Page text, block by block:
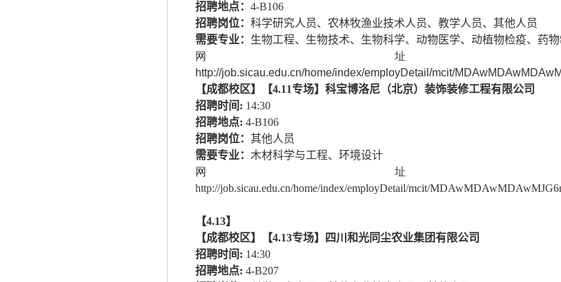
招聘地点： 4-B106
招聘岗位： 科学研究人员、农林牧渔业技术人员、教学人员、其他人员
需要专业： 生物工程、生物技术、生物科学、动物医学、动植物检疫、药
网址
http://job.sicau.edu.cn/home/index/employDetail/mcit/
【成都校区】【4.11专场】科宝博洛尼（北京）装饰装修工程有限公司
招聘时间 : 14:30
招聘地点: 4-B106
招聘岗位： 其他人员
需要专业： 木材科学与工程、环境设计
网址
http://job.sicau.edu.cn/home/index/employDetail/mcit/
【4.13】
【成都校区】
【4.13专场】四川和光同尘农业集团有限公司
招聘时间 : 14:30
招聘地点: 4-B207